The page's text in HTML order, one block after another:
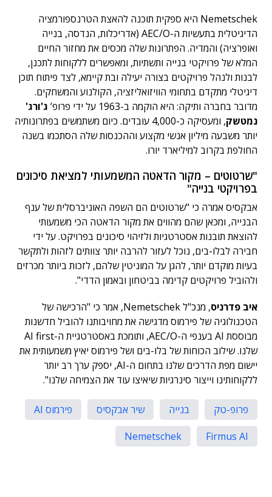
Nemetschek היא ספקית תוכנה להאצת הטרנספורמציה
הדיגיטלית בתעשיות ה-AEC/O (אדריכלות, הנדסה, בנייה
ואופרציה) והמדיה. הפתרונות שלה מכסים את מחזור החיים
המלא של פרויקטי בנייה ותשתיות, ומאפשרים ללקוחות לתכנן,
לבנות ולנהל פרויקטים בצורה יעילה ובת קיימא, לצד פיתוח תוכן
דיגיטלי מתקדם בתחומי הוויזואליזציה, הקולנוע והמשחקים.
מדובר בחברה ותיקה: היא הוקמה ב-1963 על ידי פרופ’
ג'ורג'
נמטשק
, ומעסיקה כ-4,000 עובדים. כיום משתמשים בפתרונותיה
יותר משבעה מיליון אנשי מקצוע וההכנסות שלה הסתכמו בשנה
החולפת בקרוב למיליארד יורו.
"שרטוטים – מקור הדאטה המשמעותי למציאת סיכונים
בפרויקטי בנייה"
אבקסיס אמרה כי "שרטוטים הם השפה האוניברסלית של ענף
הבנייה, ומכאן שהם מהווים את מקור הדאטה הכי משמעותי
להוצאת תובנות אסטרטגיות ולזיהוי סיכונים בפרויקט. על ידי
חבירה לבלו-בים, נוכל לעזור להרבה יותר צוותים לזהות ולתקשר
בעיות מוקדם יותר, להגן על המוניטין שלהם, לזכות ביותר מכרזים
ולהוביל פרויקטים קדימה בביטחון ובאמון הדדי".
איב פדרניס
, מנכ"ל Nemetschek, אמר כי "הרכישה של
הטכנולוגיה של פירמוס מדגישה את מחויבותנו להוביל חדשנות
מבוססת AI בענפי ה-AEC/O, ותומכת באסטרטגיית ה-AI first
שלנו. שילוב הכוחות של בלו-בים ושל פירמוס יאיץ משמעותית את
יישום מפת הדרכים שלנו בתחום ה-AI, יספק ערך רב יותר
ללקוחותינו וייצור סינרגיות שיאיצו עוד את הצמיחה שלנו".
פרופ-טק בנייה שיר אבקסיס
פירמוס AI
Firmus AI
Nemetschek